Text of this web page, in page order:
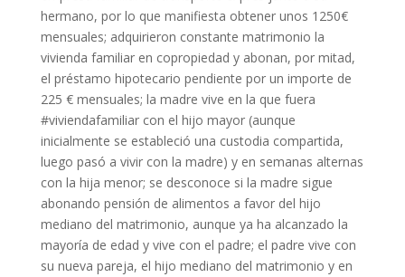
hermano, por lo que manifiesta obtener unos 1250€
mensuales; adquirieron constante matrimonio la
vivienda familiar en copropiedad y abonan, por mitad,
el préstamo hipotecario pendiente por un importe de
225 € mensuales; la madre vive en la que fuera
#viviendafamiliar con el hijo mayor (aunque
inicialmente se estableció una custodia compartida,
luego pasó a vivir con la madre) y en semanas alternas
con la hija menor; se desconoce si la madre sigue
abonando pensión de alimentos a favor del hijo
mediano del matrimonio, aunque ya ha alcanzado la
mayoría de edad y vive con el padre; el padre vive con
su nueva pareja, el hijo mediano del matrimonio y en